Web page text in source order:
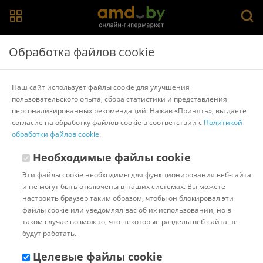
Главная > Каталог товаров Процессоры
AMD AMD Athlon AMD Ryzen 3 AMD Ryzen 5
AMD Ryzen 7
AMD Ryzen 9
AMD Ryzen Threadripper Intel
Intel Celeron
Intel Core i3
Intel Core i5 Intel Core i7
Intel Core i9
Intel Pentium
Показать/скрыть все
Сортировать: Популярные
Код:1070380 В наличии
Процессор AMD Ryzen 7 7700
Обработка файлов cookie
Наш сайт использует файлы cookie для улучшения
пользовательского опыта, сбора статистики и представления
персонализированных рекомендаций. Нажав «Принять», вы даете
согласие на обработку файлов cookie в соответствии с Политикой
обработки файлов cookie.
Необходимые файлы cookie
Эти файлы cookie необходимы для функционирования веб-сайта
и не могут быть отключены в наших системах. Вы можете
настроить браузер таким образом, чтобы он блокировал эти
файлы cookie или уведомлял вас об их использовании, но в
таком случае возможно, что некоторые разделы веб-сайта не
будут работать.
Целевые файлы cookie